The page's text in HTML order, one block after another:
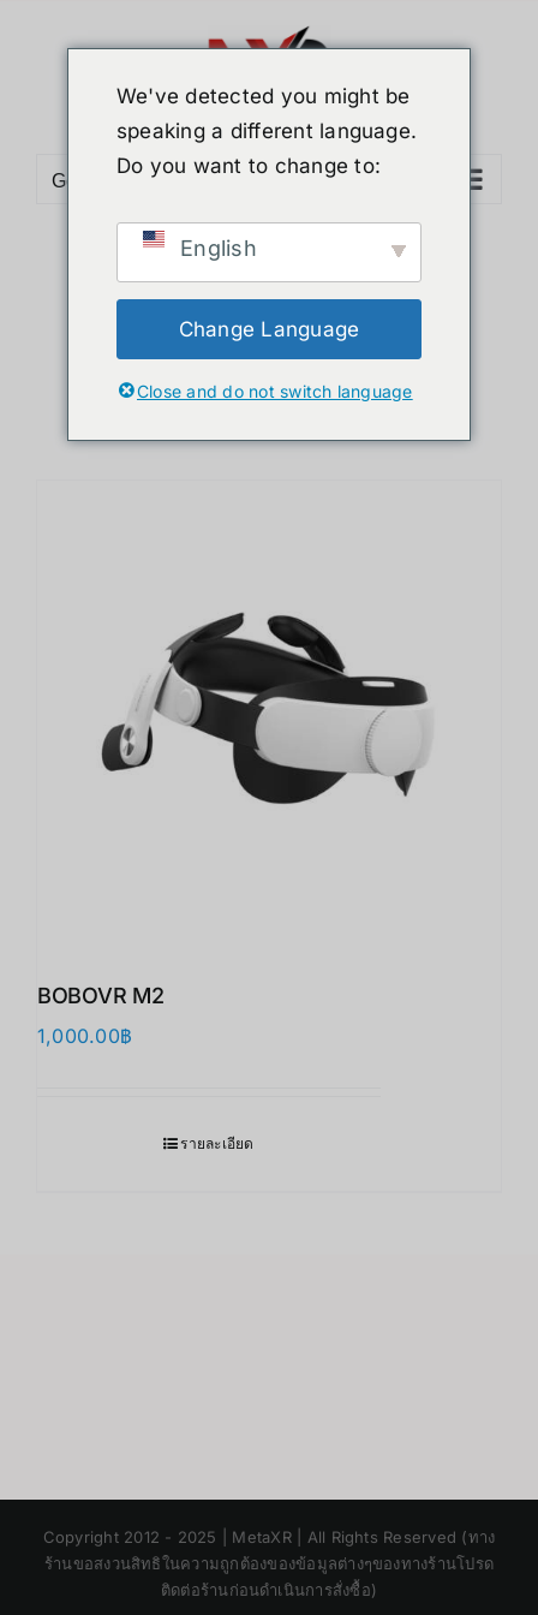
Go to...
Sort byDate
Show36 Products
BOBOVR M2
1,000.00฿
รายละเอียด
Copyright 2012 - 2025 | MetaXR | All Rights Reserved (ทาง
ร้านขอสงวนสิทธิในความถูกต้องของข้อมูลต่างๆของทางร้านโปรด
ติดต่อร้านก่อนดำเนินการสั่งซื้อ)
We've detected you might be
speaking a different language.
Do you want to change to:
English
Change Language
Close and do not switch language
Chinese